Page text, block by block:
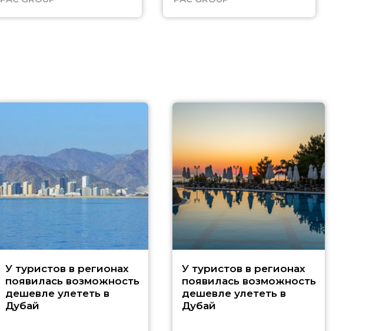
У туристов в регионах
появилась возможность
дешевле улететь в
Дубай
У туристов в регионах
появилась возможность
дешевле улететь в
Дубай